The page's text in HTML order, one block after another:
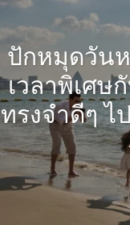
ปักหมุดวัน
เวลาพิเศษ
ทรงจำดีๆ